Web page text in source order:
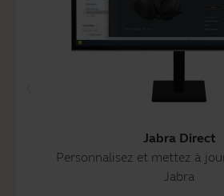
Jabra Direct
Personnalisez et mettez à
Jabra